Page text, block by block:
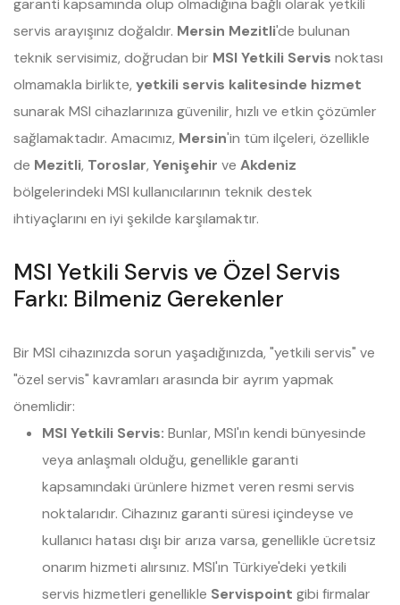
garanti kapsamında olup olmadığına bağlı olarak yetkili
servis arayışınız doğaldır. Mersin Mezitli'de bulunan
teknik servisimiz, doğrudan bir MSI Yetkili Servis noktası
olmamakla birlikte, yetkili servis kalitesinde hizmet
sunarak MSI cihazlarınıza güvenilir, hızlı ve etkin çözümler
sağlamaktadır. Amacımız, Mersin'in tüm ilçeleri, özellikle
de Mezitli, Toroslar, Yenişehir ve Akdeniz
bölgelerindeki MSI kullanıcılarının teknik destek
ihtiyaçlarını en iyi şekilde karşılamaktır.
MSI Yetkili Servis ve Özel Servis
Farkı: Bilmeniz Gerekenler
Bir MSI cihazınızda sorun yaşadığınızda, "yetkili servis" ve
"özel servis" kavramları arasında bir ayrım yapmak
önemlidir:
MSI Yetkili Servis: Bunlar, MSI'ın kendi bünyesinde
veya anlaşmalı olduğu, genellikle garanti
kapsamındaki ürünlere hizmet veren resmi servis
noktalarıdır. Cihazınız garanti süresi içindeyse ve
kullanıcı hatası dışı bir arıza varsa, genellikle ücretsiz
onarım hizmeti alırsınız. MSI'ın Türkiye'deki yetkili
servis hizmetleri genellikle Servispoint gibi firmalar